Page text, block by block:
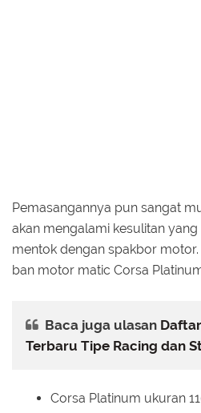
Pemasangannya pun sangat
akan mengalami kesulitan
mentok dengan spakbor
ban motor matic Corsa
Baca juga ulasan
Terbaru Tipe Racing dan
Corsa Platinum ukuran